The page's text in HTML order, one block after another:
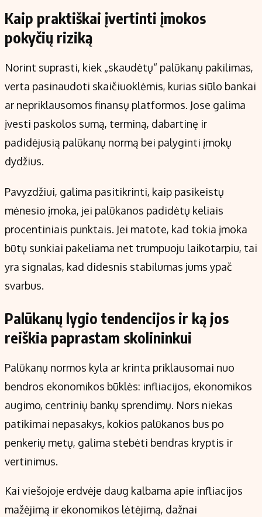
Kaip praktiškai įvertinti įmokos
pokyčių riziką
Norint suprasti, kiek „skaudėtų“ palūkanų pakilimas,
verta pasinaudoti skaičiuoklėmis, kurias siūlo bankai
ar nepriklausomos finansų platformos. Jose galima
įvesti paskolos sumą, terminą, dabartinę ir
padidėjusią palūkanų normą bei palyginti įmokų
dydžius.
Pavyzdžiui, galima pasitikrinti, kaip pasikeistų
mėnesio įmoka, jei palūkanos padidėtų keliais
procentiniais punktais. Jei matote, kad tokia įmoka
būtų sunkiai pakeliama net trumpuoju laikotarpiu, tai
yra signalas, kad didesnis stabilumas jums ypač
svarbus.
Palūkanų lygio tendencijos ir ką jos
reiškia paprastam skolininkui
Palūkanų normos kyla ar krinta priklausomai nuo
bendros ekonomikos būklės: infliacijos, ekonomikos
augimo, centrinių bankų sprendimų. Nors niekas
patikimai nepasakys, kokios palūkanos bus po
penkerių metų, galima stebėti bendras kryptis ir
vertinimus.
Kai viešojoje erdvėje daug kalbama apie infliacijos
mažėjimą ir ekonomikos lėtėjimą, dažnai